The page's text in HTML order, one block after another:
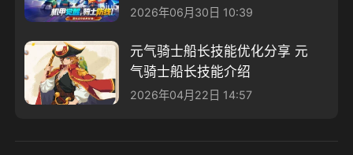
侵活动分享
2026年06月30日 10:39
元气骑士船长技能优化分享 元
气骑士船长技能介绍
2026年04月22日 14:57